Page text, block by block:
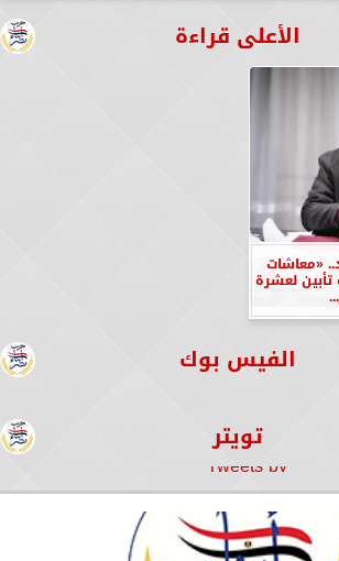
الأعلى قراءة
«معاشات
لعشرة
الفيس بوك
تويتر
Tweets by